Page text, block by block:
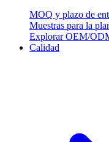
MOQ y plazo de
Muestras para la
Explorar OEM/
Calidad